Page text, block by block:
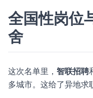
全国性岗位
舍
这次名单里， 智联招聘
多城市。这给了异地求